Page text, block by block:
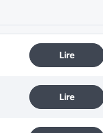
Lire
Lire